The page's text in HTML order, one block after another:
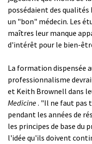
possédaient des
un "bon" médecin. Les
maîtres leur manque
d'intérêt pour le bien-
La formation dispensée
professionnalisme
et Keith Brownell dans
Medicine. "Il ne faut pas
pendant les années de
les principes de base du
l'idée qu'ils doivent